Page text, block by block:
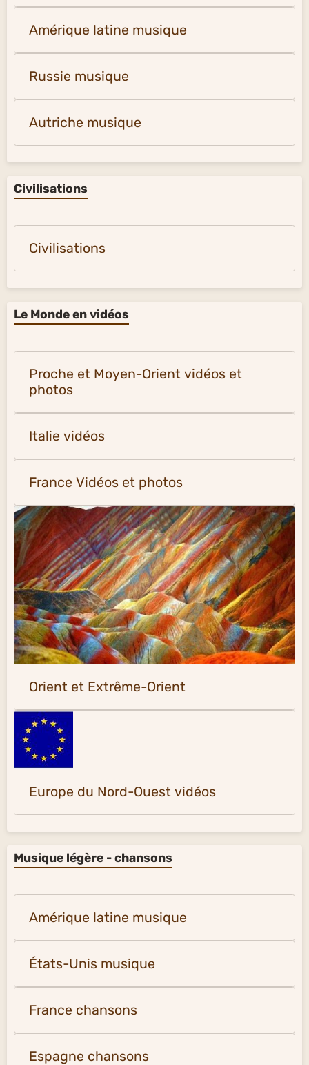
Amérique latine musique
Russie musique
Autriche musique
Civilisations
Civilisations
Le Monde en vidéos
Proche et Moyen-Orient vidéos et
photos
Italie vidéos
France Vidéos et photos
Orient et Extrême-Orient
Europe du Nord-Ouest vidéos
Musique légère - chansons
Amérique latine musique
États-Unis musique
France chansons
Espagne chansons